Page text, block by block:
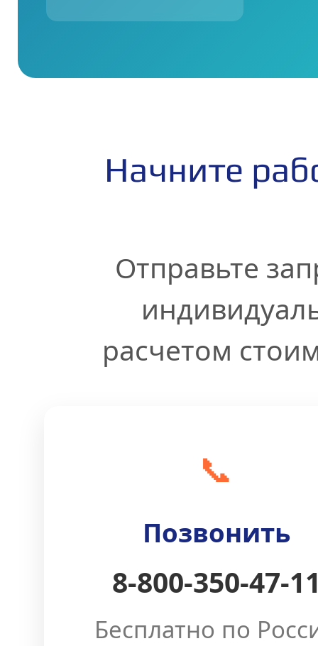
Начните
Отправьте
расчетом
📞
Позвонить
8-800-350-47-
Бесплатно по